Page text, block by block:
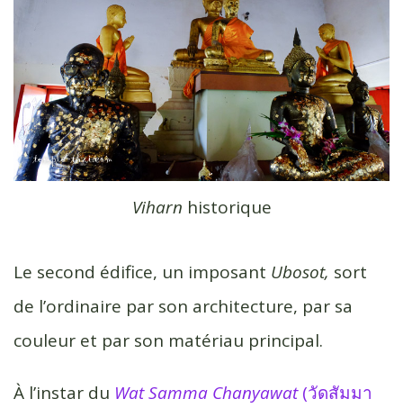
Viharn historique
Le second édifice, un imposant Ubosot, sort
de l’ordinaire par son architecture, par sa
couleur et par son matériau principal.
À l’instar du Wat Samma Chanyawat(วัดสัมมา